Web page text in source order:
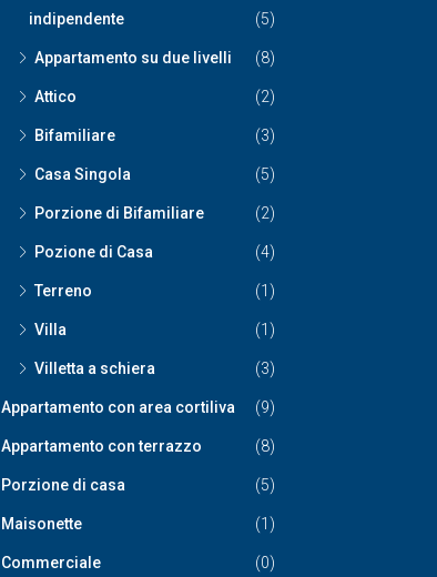
indipendente (5)
Appartamento su due livelli (8)
Attico (2)
Bifamiliare (3)
Casa Singola (5)
Porzione di Bifamiliare (2)
Pozione di Casa (4)
Terreno (1)
Villa (1)
Villetta a schiera (3)
Appartamento con area cortiliva (9)
Appartamento con terrazzo (8)
Porzione di casa (5)
Maisonette (1)
Commerciale (0)